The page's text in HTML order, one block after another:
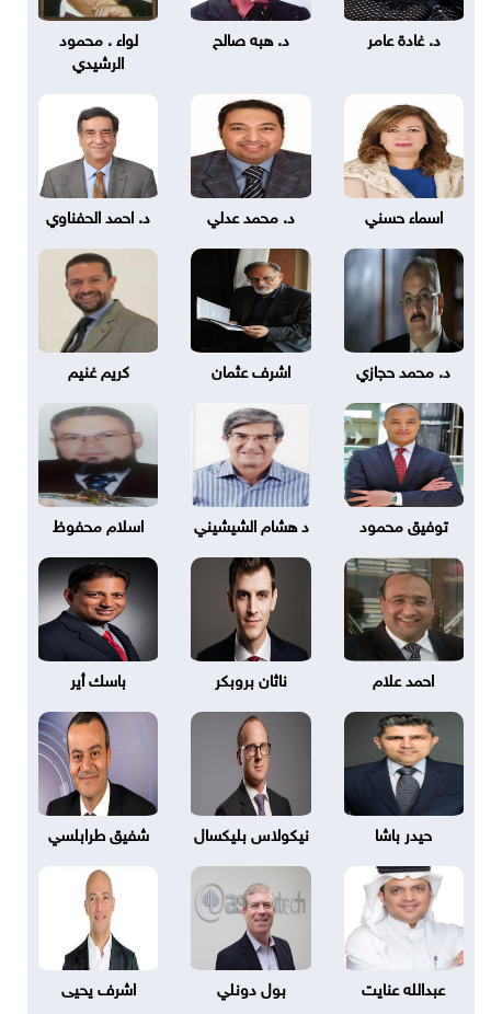
د. غادة عامر د. هبه صالح
لواء . محمود
الرشيدي
اسماء حسني د. محمد عدلي د. احمد الحفناوي
د. محمد حجازي اشرف عثمان كريم غنيم
توفيق محمود د هشام الشيشيني اسلام محفوظ
احمد علام ناثان بروبكر باسك أير
حيدر باشا نيكولاس بليكسال شفيق طرابلسي
عبدالله عنايت بول دونلي اشرف يحيى